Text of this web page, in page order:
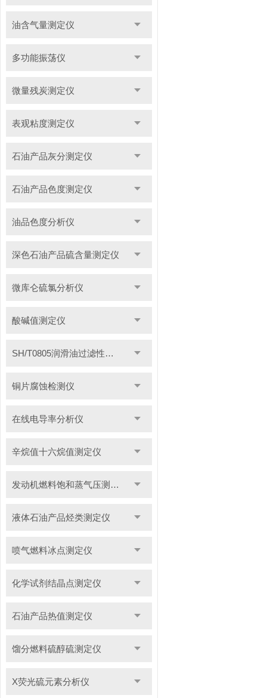
油含气量测定仪
多功能振荡仪
微量残炭测定仪
表观粘度测定仪
石油产品灰分测定仪
石油产品色度测定仪
油品色度分析仪
深色石油产品硫含量测定仪
微库仑硫氯分析仪
酸碱值测定仪
SH/T0805润滑油过滤性测定仪
铜片腐蚀检测仪
在线电导率分析仪
辛烷值十六烷值测定仪
发动机燃料饱和蒸气压测定仪
液体石油产品烃类测定仪
喷气燃料冰点测定仪
化学试剂结晶点测定仪
石油产品热值测定仪
馏分燃料硫醇硫测定仪
X荧光硫元素分析仪